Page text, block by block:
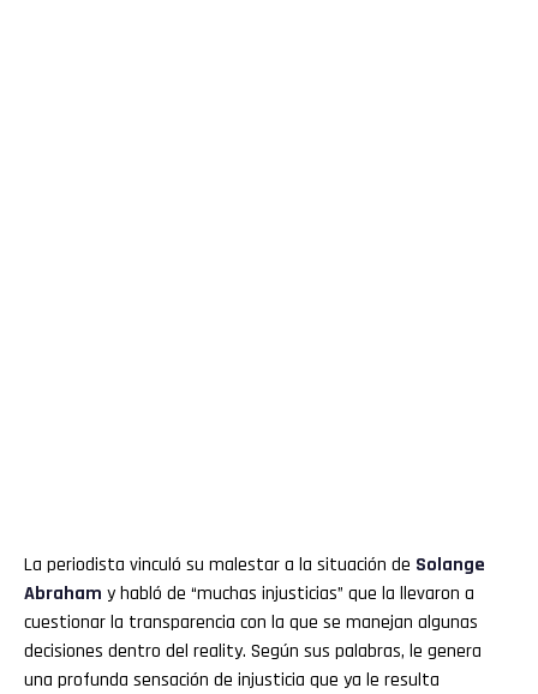
La periodista vinculó su malestar a la situación de Solange
Abraham y habló de “muchas injusticias” que la llevaron a
cuestionar la transparencia con la que se manejan algunas
decisiones dentro del reality. Según sus palabras, le genera
una profunda sensación de injusticia que ya le resulta